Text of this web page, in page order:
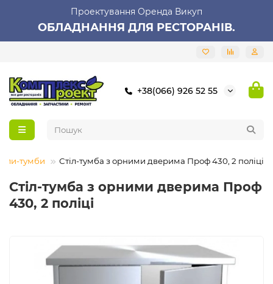
Проектування Оренда Викуп
ОБЛАДНАННЯ ДЛЯ РЕСТОРАНІВ.
+38(066) 926 52 55
тумби Стіл-тумба з орними дверима Проф 430, 2 поліці
Стіл-тумба з орними дверима Проф
430, 2 поліці